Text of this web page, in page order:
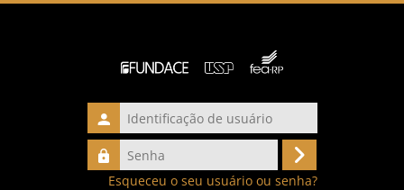
Identificação
de
usuário
Senha
Acessar
Esqueceu o seu usuário ou senha?